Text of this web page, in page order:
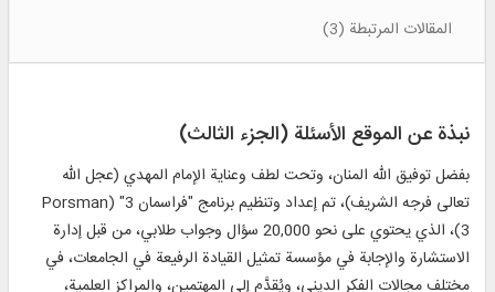
المقالات المرتبطة (3)
نبذة عن الموقع الأسئلة (الجزء الثالث)
بفضل توفيق الله المنان، وتحت لطف وعناية الإمام المهدي (عجل الله
تعالى فرجه الشريف)، تم إعداد وتنظيم برنامج "فراسمان 3" (Porsman
3)، الذي يحتوي على نحو 20,000 سؤال وجواب طلابي، من قبل إدارة
الاستشارة والإجابة في مؤسسة تمثيل القيادة الرفيعة في الجامعات، في
مختلف مجالات الفكر الديني، ويُقدَّم إلى المهتمين، والمراكز العلمية،